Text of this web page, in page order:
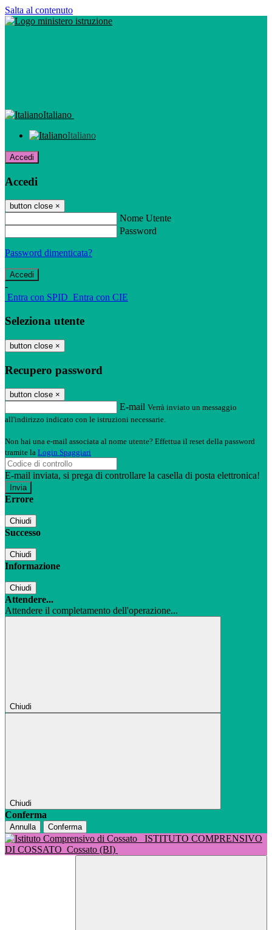
Salta al contenuto
Italiano
Italiano
Accedi
Accedi
button close ×
Nome Utente
Password
Password dimenticata?
-
Entra con SPID Entra con CIE
Seleziona utente
button close ×
Recupero password
button close ×
E-mail Verrà inviato un messaggio
all'indirizzo indicato con le istruzioni necessarie.
Non hai una e-mail associata al nome utente? Effettua il reset della password
tramite la Login Spaggiari
E-mail inviata, si prega di controllare la casella di posta elettronica!
Errore
Chiudi
Successo
Chiudi
Informazione
Chiudi
Attendere...
Attendere il completamento dell'operazione...
Chiudi
Chiudi
Conferma
Annulla Conferma
ISTITUTO COMPRENSIVO
DI COSSATO Cossato (BI)